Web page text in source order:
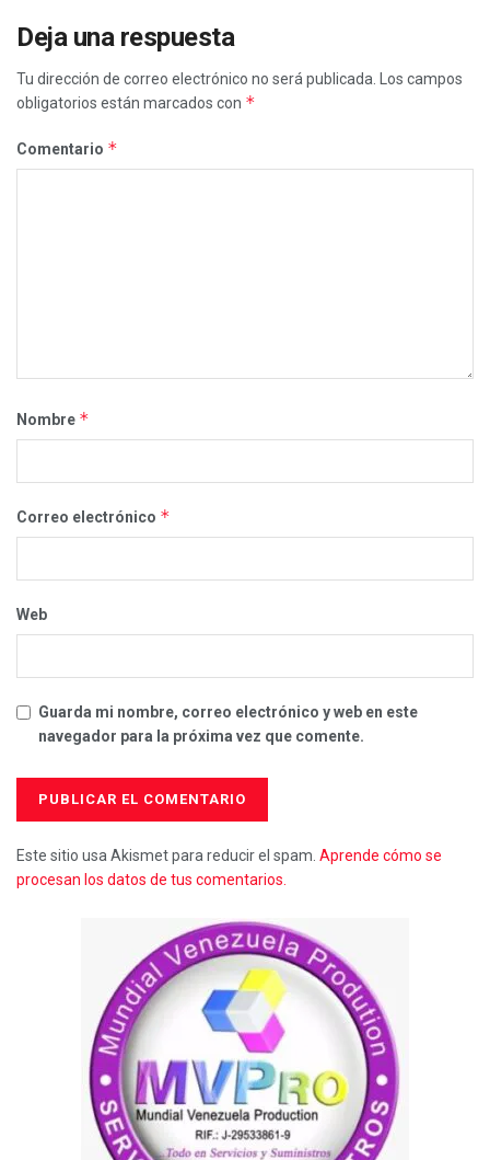
Deja una respuesta
Tu dirección de correo electrónico no será publicada.
Los campos
obligatorios están marcados con *
Comentario *
Nombre *
Correo electrónico *
Web
Guarda mi nombre, correo electrónico y web en este
navegador para la próxima vez que comente.
Este sitio usa Akismet para reducir el spam. Aprende cómo se
procesan los datos de tus comentarios.